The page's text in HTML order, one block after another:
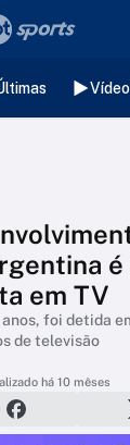
é
em TV
foi detida
de televisão
há 10 mêses